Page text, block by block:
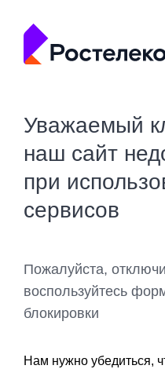
Уважаемый
наш сайт
при
сервисов
Пожалуйста,
воспользуйтесь
блокировки
Нам нужно убедиться,